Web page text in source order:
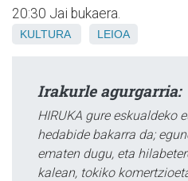
20:30 Jai bukaera.
KULTURA LEIOA
Irakurle agurgarria:
HIRUKA gure eskualdeko
hedabide bakarra da;
ematen dugu, eta
kalean, tokiko